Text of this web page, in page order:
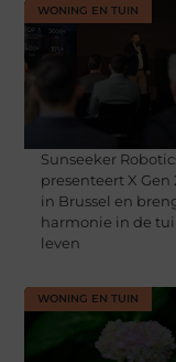
WONING EN TUIN
Sunseeker
presenteert X Gen
in Brussel en
harmonie in de
leven
WONING EN TUIN